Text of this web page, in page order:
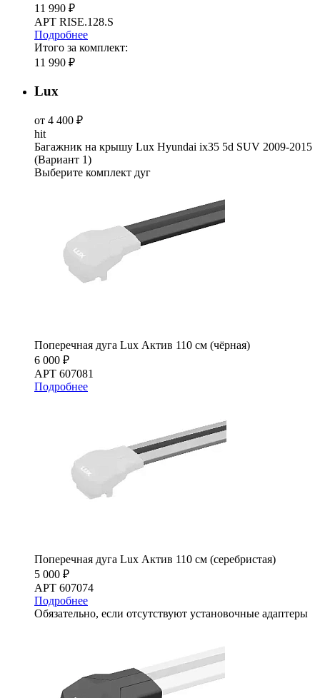
11 990 ₽
АРТ RISE.128.S
Подробнее
Итого за комплект:
11 990 ₽
Lux
от 4 400 ₽
hit
Багажник на крышу Lux Hyundai ix35 5d SUV 2009-2015
(Вариант 1)
Выберите комплект дуг
Поперечная дуга Lux Актив 110 см (чёрная)
6 000 ₽
АРТ 607081
Подробнее
Поперечная дуга Lux Актив 110 см (серебристая)
5 000 ₽
АРТ 607074
Подробнее
Обязательно, если отсутствуют установочные адаптеры